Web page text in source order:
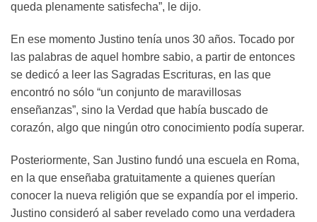
queda plenamente satisfecha”, le dijo.
En ese momento Justino tenía unos 30 años. Tocado por
las palabras de aquel hombre sabio, a partir de entonces
se dedicó a leer las Sagradas Escrituras, en las que
encontró no sólo “un conjunto de maravillosas
enseñanzas”, sino la Verdad que había buscado de
corazón, algo que ningún otro conocimiento podía superar.
Posteriormente, San Justino fundó una escuela en Roma,
en la que enseñaba gratuitamente a quienes querían
conocer la nueva religión que se expandía por el imperio.
Justino consideró al saber revelado como una verdadera